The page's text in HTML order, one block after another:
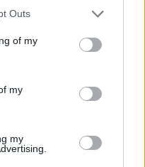
Outs
of my
my
my
. Προ μηνός
στο μήνα
της Κυριακής,
προπονήσεις.
οι
. Η φύση των